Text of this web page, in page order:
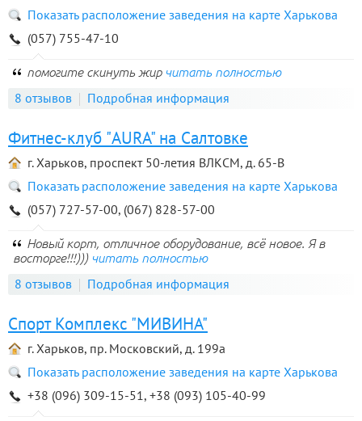
Показать расположение заведения на карте Харькова
(057) 755-47-10
помогите скинуть жир читать полностью
8 отзывов Подробная информация
Фитнес-клуб "AURA" на Салтовке
г. Харьков, проспект 50-летия ВЛКСМ, д. 65-В
Показать расположение заведения на карте Харькова
(057) 727-57-00, (067) 828-57-00
Новый корт, отличное оборудование, всё новое. Я в
восторге!!!))) читать полностью
8 отзывов Подробная информация
Спорт Комплекс "МИВИНА"
г. Харьков, пр. Московский, д. 199а
Показать расположение заведения на карте Харькова
+38 (096) 309-15-51, +38 (093) 105-40-99